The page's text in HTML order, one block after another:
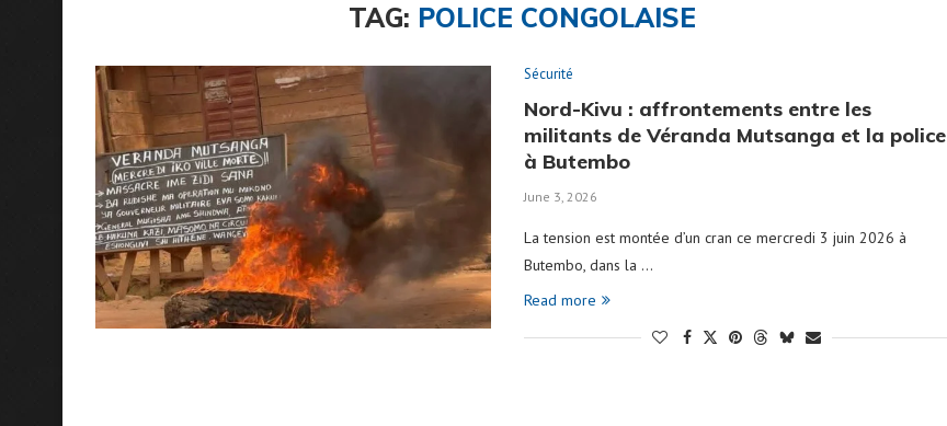
TAG: POLICE CONGOLAISE
Sécurité
Nord-Kivu : affrontements entre les
militants de Véranda Mutsanga et la police
à Butembo
June 3, 2026
La tension est montée d’un cran ce mercredi 3 juin 2026 à
Butembo, dans la …
Read more